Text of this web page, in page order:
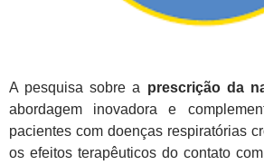
A pesquisa sobre a prescrição da
abordagem inovadora e
pacientes com doenças respiratórias
os efeitos terapêuticos do contato